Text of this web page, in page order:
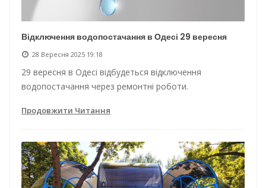
Відключення водопостачання в Одесі 29 вересня
28 Вересня 2025 19:18
29 вересня в Одесі відбудеться відключення
водопостачання через ремонтні роботи.
Продовжити Читання